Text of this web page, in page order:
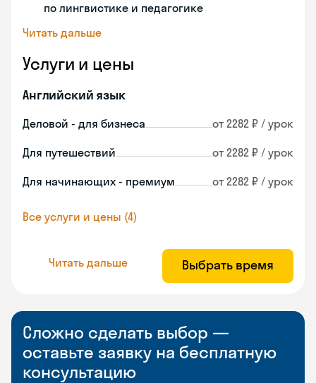
по лингвистике и педагогике
Читать дальше
Услуги и цены
Английский язык
Деловой - для бизнеса от 2282 ₽ / урок
Для путешествий от 2282 ₽ / урок
Для начинающих - премиум от 2282 ₽ / урок
Все услуги и цены (4)
Читать дальше Выбрать время
Сложно сделать выбор —
оставьте заявку на бесплатную
консультацию